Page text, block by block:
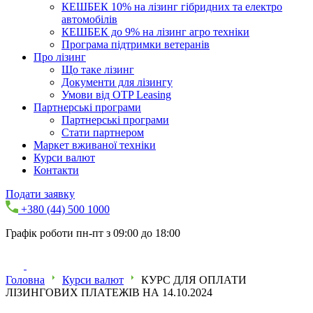
КЕШБЕК 10% на лізинг гібридних та електро
автомобілів
КЕШБЕК до 9% на лізинг агро техніки
Програма підтримки ветеранів
Про лізинг
Що таке лізинг
Документи для лізингу
Умови від OTP Leasing
Партнерські програми
Партнерські програми
Стати партнером
Маркет вживаної техніки
Курси валют
Контакти
Подати заявку
+380 (44) 500 1000
Графік роботи пн-пт з 09:00 до 18:00
Головна Курси валют
КУРС ДЛЯ ОПЛАТИ
ЛІЗИНГОВИХ ПЛАТЕЖІВ НА 14.10.2024